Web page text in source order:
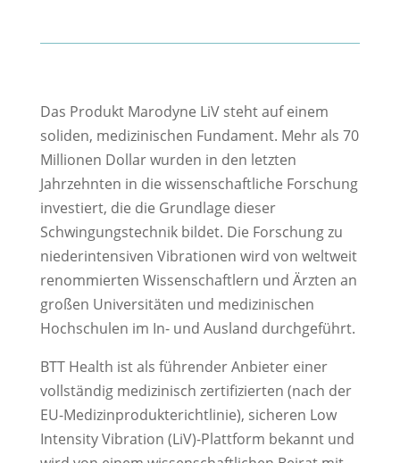
Das Produkt Marodyne LiV steht auf einem
soliden, medizinischen Fundament. Mehr als 70
Millionen Dollar wurden in den letzten
Jahrzehnten in die wissenschaftliche Forschung
investiert, die die Grundlage dieser
Schwingungstechnik bildet. Die Forschung zu
niederintensiven Vibrationen wird von weltweit
renommierten Wissenschaftlern und Ärzten an
großen Universitäten und medizinischen
Hochschulen im In- und Ausland durchgeführt.
BTT Health ist als führender Anbieter einer
vollständig medizinisch zertifizierten (nach der
EU-Medizinprodukterichtlinie), sicheren Low
Intensity Vibration (LiV)-Plattform bekannt und